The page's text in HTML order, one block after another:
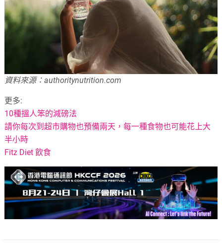
資料來源：authoritynutrition.com
更多:
10種搵人笨的減磅法
請你每次到超市購物也預備兩天，每一種食物也可能花上大
半小時
Fitz Diet 飲食